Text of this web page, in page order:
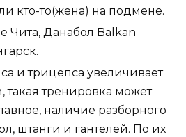
кто-то(жена) на подмене.
Чита, Данабол Balkan
и трицепса увеличивает
такая тренировка может
наличие разборного
штанги и гантелей. По их